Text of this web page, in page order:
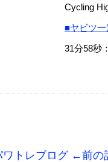
Cycling
■ヤビツ
31分58秒
ワトレブログ ←前の